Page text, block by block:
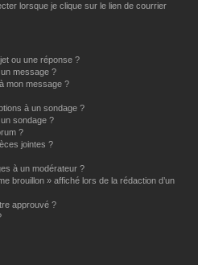
lorsque je clique sur le lien de courrier
ou une réponse ?
message ?
mon message ?
à un sondage ?
sondage ?
?
jointes ?
à un modérateur ?
brouillon » affiché lors de la rédaction d’un
approuvé ?